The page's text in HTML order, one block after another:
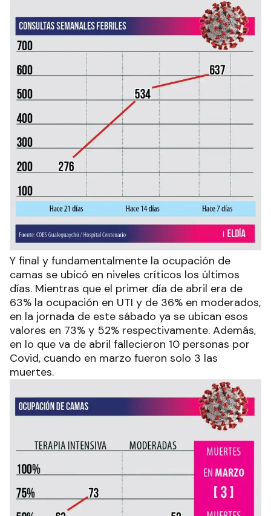
Y final y fundamentalmente la ocupación de
camas se ubicó en niveles críticos los últimos
días. Mientras que el primer día de abril era de
63% la ocupación en UTI y de 36% en moderados,
en la jornada de este sábado ya se ubican esos
valores en 73% y 52% respectivamente. Además,
en lo que va de abril fallecieron 10 personas por
Covid, cuando en marzo fueron solo 3 las
muertes.